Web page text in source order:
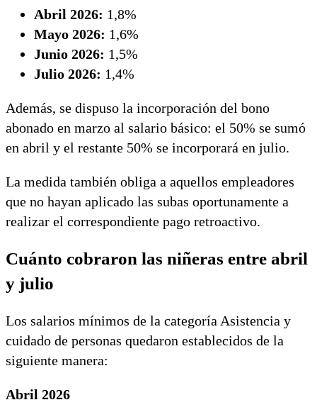
Abril 2026: 1,8%
Mayo 2026: 1,6%
Junio 2026: 1,5%
Julio 2026: 1,4%
Además, se dispuso la incorporación del bono
abonado en marzo al salario básico: el 50% se sumó
en abril y el restante 50% se incorporará en julio.
La medida también obliga a aquellos empleadores
que no hayan aplicado las subas oportunamente a
realizar el correspondiente pago retroactivo.
Cuánto cobraron las niñeras entre abril
y julio
Los salarios mínimos de la categoría Asistencia y
cuidado de personas quedaron establecidos de la
siguiente manera:
Abril 2026